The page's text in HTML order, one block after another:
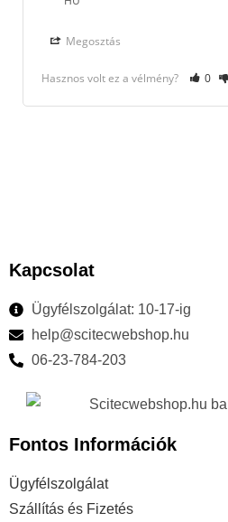
Megosztás
Hasznos volt ez a vélmény? 0
Kapcsolat
Ügyfélszolgálat: 10-17-ig
help@scitecwebshop.hu
06-23-784-203
Fontos Információk
Ügyfélszolgálat
Szállítás és Fizetés